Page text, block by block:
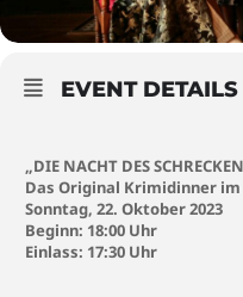
EVENT DETAILS
„DIE NACHT DES
Das Original Krimidinner im
Sonntag, 22. Oktober 2023
Beginn: 18:00 Uhr
Einlass: 17:30 Uhr